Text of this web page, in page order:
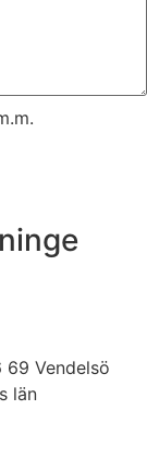
69 Vendelsö
län